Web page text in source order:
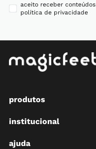
aceito receber
política de privacidade
produtos
institucional
ajuda